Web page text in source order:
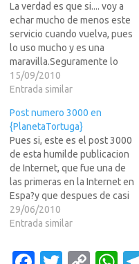
La verdad es que si.... voy a
echar mucho de menos este
servicio cuando vuelva, pues
lo uso mucho y es una
maravilla.Seguramente lo
seguire usando desde Espa?
con alguno de los trucos que
sera lo mismo... es una pena
que tengamos que estar
haciendo trucos…
15/09/2010
Entrada similar
Post numero 3000 en
{PlanetaTortuga}
Pues si, este es el post 3000
de esta humilde publicacion
de Internet, que fue una de
las primeras en la Internet en
Espa?y que despues de casi
15 a?sigue Online a pesar de
que muchos han intentado
decir yo de estos casi 15 a?
29/06/2010
Entrada similar